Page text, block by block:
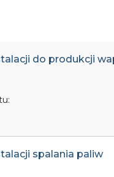
do produkcji
spalania paliw